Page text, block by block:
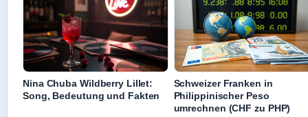
Nina Chuba Wildberry Lillet:
Song, Bedeutung und Fakten
Schweizer Franken in
Philippinischer Peso
umrechnen (CHF zu PHP)